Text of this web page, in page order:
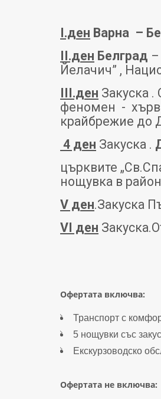
I.ден Варна –
II.ден Белград –
Йелачич” ,
III.ден Закуска .
феномен -
крайбрежие до
4 ден Закуска .
църквите
нощувка в
V ден.Закуска
VІ ден
Офертата включва:
Транспорт с
5 нощувки със
Екскурзоводско
Офертата не включва: